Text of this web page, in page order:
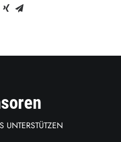
UNTERSTÜTZEN